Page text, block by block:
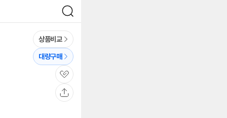
검
색
상품비교
대량구매
관
심